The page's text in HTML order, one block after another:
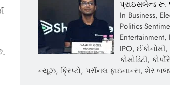
પ્રાઇસબેન્ડ રૂ.
In Business,
Politics
Entertainment,
IPO, ઈકોનોમી,
કોમોડિટી,
ન્યૂઝ, ક્રિપ્ટો, પર્સનલ ફાઇનાન્સ, શેર